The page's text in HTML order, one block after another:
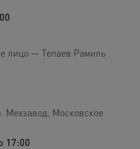
лицо — Тепаев Рамиль
Мехзавод, Московское
17:00